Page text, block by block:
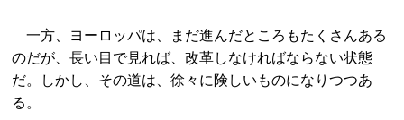
一方、ヨーロッパは、まだ進んだところもたくさんある
のだが、長い目で見れば、改革しなければならない状態
だ。しかし、その道は、徐々に険しいものになりつつあ
る。